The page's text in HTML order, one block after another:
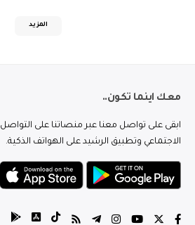
المزيد
معك اينما تكون..
ابقى على تواصل معنا عبر منصاتنا على التواصل
الاجتماعي وتطبيق الرشيد على الهواتف الذكية.